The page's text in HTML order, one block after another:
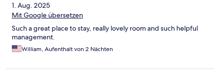
1. Aug. 2025
Mit Google übersetzen
Such a great place to stay, really lovely room and such helpful
management.
William, Aufenthalt von 2 Nächten